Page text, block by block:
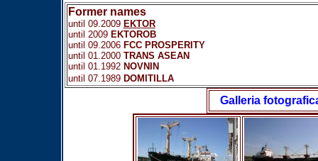
Former names
until 09.2009 EKTOR
until 2009EKTOROB
until 09.2006 FCC PROSPERITY
until 01.2000 TRANS ASEAN
until 01.1992NOVNIN
until 07.1989DOMITILLA
Galleria